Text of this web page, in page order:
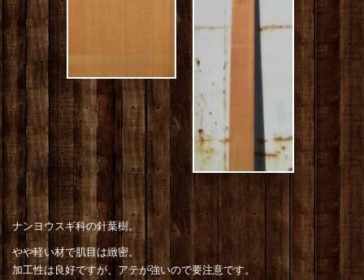
ナンヨウスギ科の針葉樹。
やや軽い材で肌目は緻密。
加工性は良好ですが、アテが強いので要注意です。